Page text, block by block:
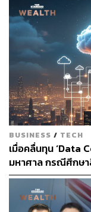
BUSINESS / TECH
เมื่อคลื่นทุน ‘Data
มหาศาล กรณีศึกษา
ไฟ